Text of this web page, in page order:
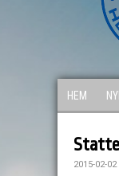
HEM
2015-02-